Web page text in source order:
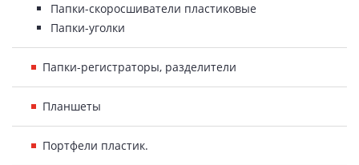
Папки-скоросшиватели пластиковые
Папки-уголки
Папки-регистраторы, разделители
Планшеты
Портфели пластик.